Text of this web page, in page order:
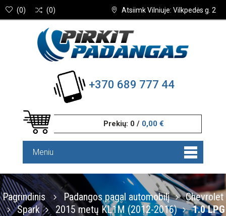
Atsiimk Vilniuje: Vilkpedės g. 2
(0) (0)
+370 689 777 44
Prekių: 0 / 0,00 €
Meniu
Pagrindinis Padangos pagal automobilį
Chevrolet
Spark
2015 metų KL1M (2012-2016) 1.0 LPG